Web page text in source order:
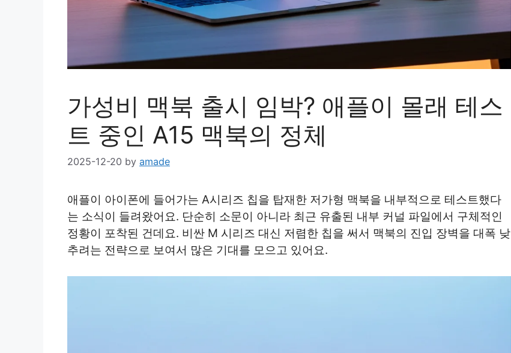
가성비 맥북 출시 임박? 애플이 몰래 테스
트 중인 A15 맥북의 정체
2025-12-20 by amade
애플이 아이폰에 들어가는 A시리즈 칩을 탑재한 저가형 맥북을 내부적으로 테스트했다
는 소식이 들려왔어요. 단순히 소문이 아니라 최근 유출된 내부 커널 파일에서 구체적인
정황이 포착된 건데요. 비싼 M 시리즈 대신 저렴한 칩을 써서 맥북의 진입 장벽을 대폭 낮
추려는 전략으로 보여서 많은 기대를 모으고 있어요.